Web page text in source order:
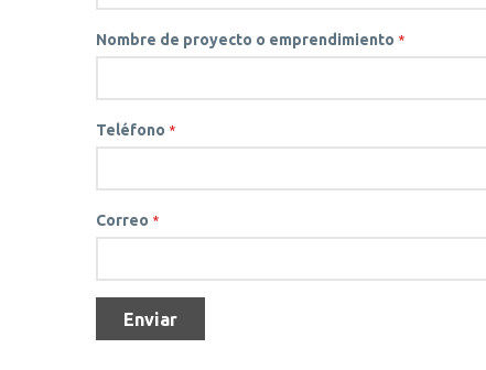
Nombre de proyecto o emprendimiento *
Teléfono *
Correo *
Enviar